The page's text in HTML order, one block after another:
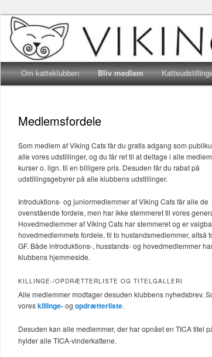
Katteklubben
Katteklub – For alle kattevenner, hvad end
Main menu
Skip to primary content
Skip to secondary content
Om katteklubben Bliv medlem
Medlemsfordele
Som medlem af Viking Cats får du gratis adgang som
alle vores udstillinger, og du får ret til at deltage i alle
kurser o. lign. til en billigere pris. Desuden får du rabat på
udstillingsgebyrer på alle klubbens udstillinger.
Introduktions- og juniormedlemmer af Viking Cats får alle de
ovenstående fordele, men har ikke stemmeret til vores
Hovedmedlemmer af Viking Cats har stemmeret og er
hovedmedlemmets fordele, til to hustandsmedlemmer,
GF. Både introduktions-, husstands- og hovedmedlemmer
klubbens hjemmeside.
KILLINGE-/OPDRÆTTERLISTE OG TITELGALLERI
Alle medlemmer modtager desuden klubbens nyhedsbrev.
voreskillinge-og opdrætterliste.
Desuden kan alle medlemmer, der har opnået en TICA titel
hylder alle TICA-vinderkattene.